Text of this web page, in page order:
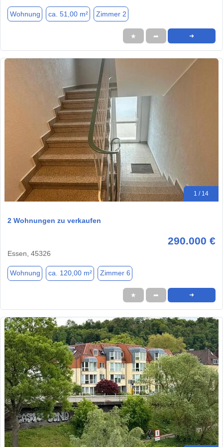
Wohnung ca. 51,00 m² Zimmer 2
★ ➦ ➜
1 / 14
2 Wohnungen zu verkaufen
290.000 €
Essen, 45326
Wohnung ca. 120,00 m² Zimmer 6
★ ➦ ➜